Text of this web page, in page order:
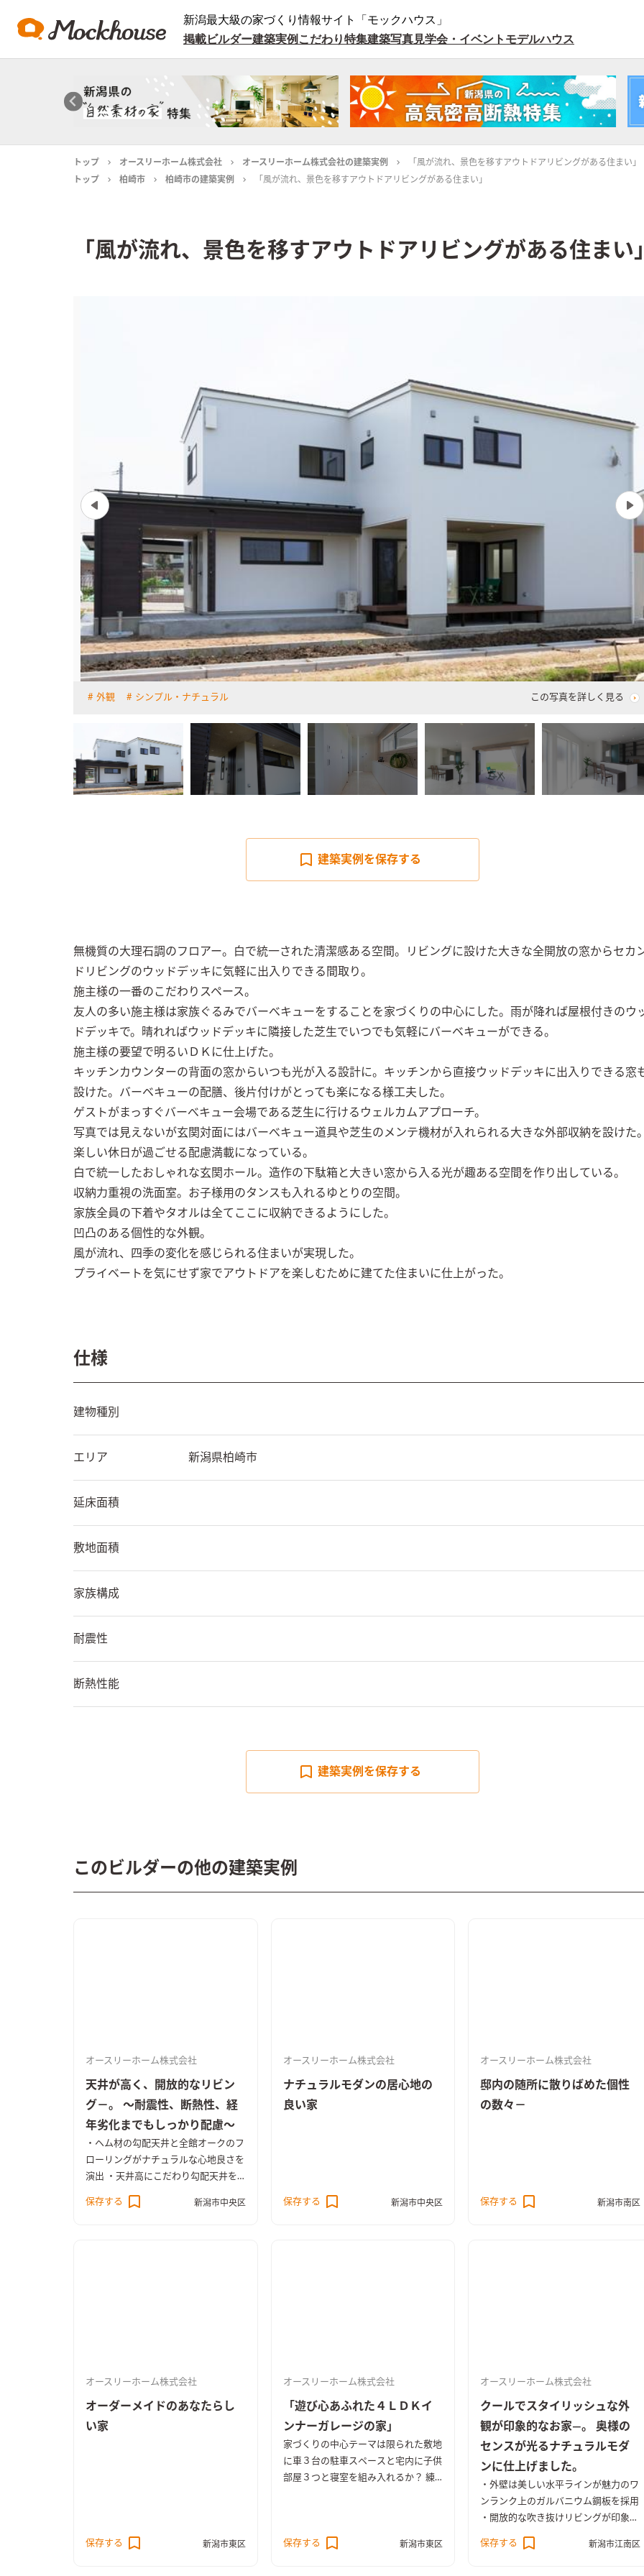
新潟最大級の家づくり情報サイト「モックハウス」
掲載ビルダー建築実例 こだわり特集建築写真見学会・イベント モデルハウス
トップ オースリーホーム株式会社 オースリーホーム株式会社の建築実例
「風が流れ、景色を移すアウトドアリビングがある住まい」
トップ
柏崎市 柏崎市の建築実例 「風が流れ、景色を移すアウトドアリビングがある住まい」
「風が流れ、景色を移すアウトドアリビングがある住まい」
外観 シンプル・ナチュラル この写真を詳しく見る
建築実例を保存する
無機質の大理石調のフロアー。白で統一された清潔感ある空間。リビングに設けた大きな全開放の窓からセカ
ドリビングのウッドデッキに気軽に出入りできる間取り。
施主様の一番のこだわりスペース。
友人の多い施主様は家族ぐるみでバーべキューをすることを家づくりの中心にした。雨が降れば屋根付きのウ
ドデッキで。晴れればウッドデッキに隣接した芝生でいつでも気軽にバーベキューができる。
施主様の要望で明るいＤＫに仕上げた。
キッチンカウンターの背面の窓からいつも光が入る設計に。キッチンから直接ウッドデッキに出入りできる窓
設けた。バーベキューの配膳、後片付けがとっても楽になる様工夫した。
ゲストがまっすぐバーべキュー会場である芝生に行けるウェルカムアプローチ。
写真では見えないが玄関対面にはバーべキュー道具や芝生のメンテ機材が入れられる大きな外部収納を設けた。
楽しい休日が過ごせる配慮満載になっている。
白で統一したおしゃれな玄関ホール。造作の下駄箱と大きい窓から入る光が趣ある空間を作り出している。
収納力重視の洗面室。お子様用のタンスも入れるゆとりの空間。
家族全員の下着やタオルは全てここに収納できるようにした。
凹凸のある個性的な外観。
風が流れ、四季の変化を感じられる住まいが実現した。
プライベートを気にせず家でアウトドアを楽しむために建てた住まいに仕上がった。
仕様
建物種別
エリア 新潟県柏崎市
延床面積
敷地面積
家族構成
耐震性
断熱性能
建築実例を保存する
このビルダーの他の建築実例
オースリーホーム株式会社
天井が高く、開放的なリビン
グ－。 ～耐震性、断熱性、経
年劣化までもしっかり配慮～
・ヘム材の勾配天井と全館オークのフ
ローリングがナチュラルな心地良さを
演出 ・天井高にこだわり勾配天井を
採用した解放感にあふれるリビング
・高気密、高断熱仕様 ・制震ユニッ
保存する 新潟市中央区
オースリーホーム株式会社
ナチュラルモダンの居心地の
良い家
保存する 新潟市中央区
オースリーホーム株式会社
邸内の随所に散りばめた個性
の数々－
保存する 新潟市南区
オースリーホーム株式会社
オーダーメイドのあなたらし
い家
保存する 新潟市東区
オースリーホーム株式会社
「遊び心あふれた４ＬＤＫイ
ンナーガレージの家」
家づくりの中心テーマは限られた敷地
に車３台の駐車スペースと宅内に子供
部屋３つと寝室を組み入れるか？ 練
2階に設置。天井高を上げ勾配天井と
保存する 新潟市東区
オースリーホーム株式会社
クールでスタイリッシュな外
観が印象的なお家―。 奥様の
センスが光るナチュラルモダ
ンに仕上げました。
・外壁は美しい水平ラインが魅力のワ
ンランク上のガルバニウム鋼板を採用
・開放的な吹き抜けリビングが印象的
抜けをうまく活用して効果的に ・こ
保存する 新潟市江南区